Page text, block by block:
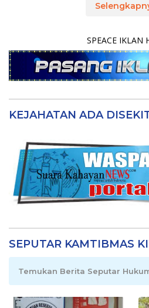
SPEACE
KEJAHATAN ADA
SEPUTAR KAMTIBMAS
Temukan Berita Seputar